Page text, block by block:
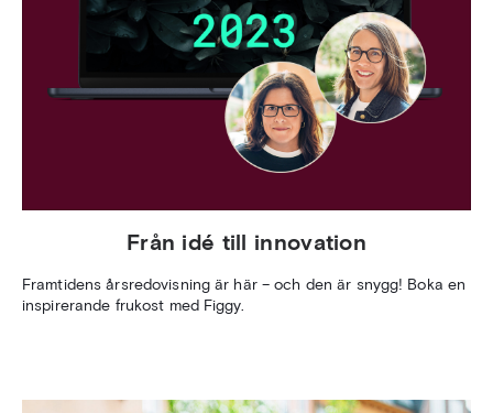
Från idé till innovation
Framtidens årsredovisning är här – och den är snygg! Boka en
inspirerande frukost med Figgy.